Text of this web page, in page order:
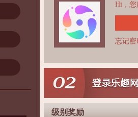
Hi，您
忘记密
级别奖励